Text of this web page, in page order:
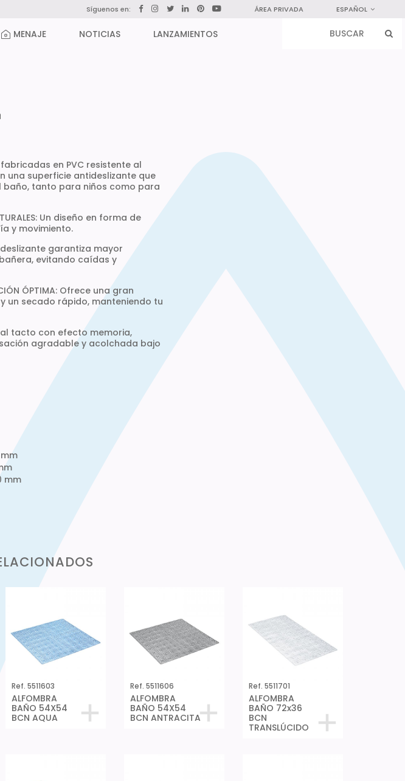
Síguenos en: ÁREA PRIVADA ESPAÑOL
MENAJE NOTICIAS LANZAMIENTOS
en PVC resistente al
una superficie antideslizante que
baño, tanto para niños como para
Un diseño en forma de
y movimiento.
garantiza mayor
evitando caídas y
ÓPTIMA: Ofrece una gran
un secado rápido, manteniendo tu
al tacto con efecto memoria,
agradable y acolchada bajo
mm
Ref. 5511603
ALFOMBRA
BAÑO 54X54
BCN AQUA
Ref. 5511606
ALFOMBRA
BAÑO 54X54
BCN ANTRACITA
Ref. 5511701
ALFOMBRA
BAÑO 72x36
BCN
TRANSLÚCIDO